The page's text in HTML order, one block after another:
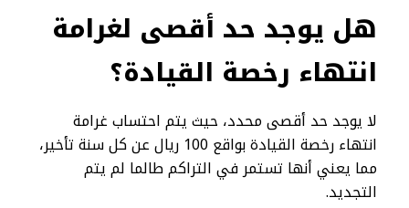
هل يوجد حد أقصى لغرامة
انتهاء رخصة القيادة؟
لا يوجد حد أقصى محدد، حيث يتم احتساب غرامة
انتهاء رخصة القيادة بواقع 100 ريال عن كل سنة تأخير،
مما يعني أنها تستمر في التراكم طالما لم يتم
التجديد.